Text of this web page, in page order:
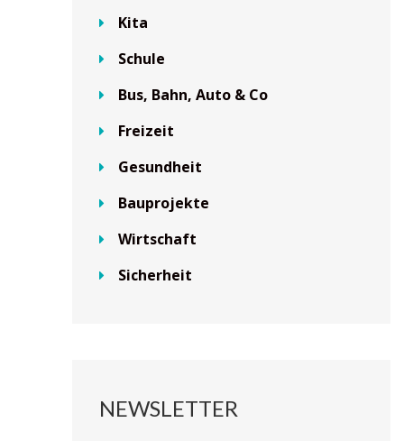
Kita
Schule
Bus, Bahn, Auto & Co
Freizeit
Gesundheit
Bauprojekte
Wirtschaft
Sicherheit
NEWSLETTER